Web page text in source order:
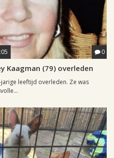
0
Kaagman (79) overleden
leeftijd overleden. Ze was